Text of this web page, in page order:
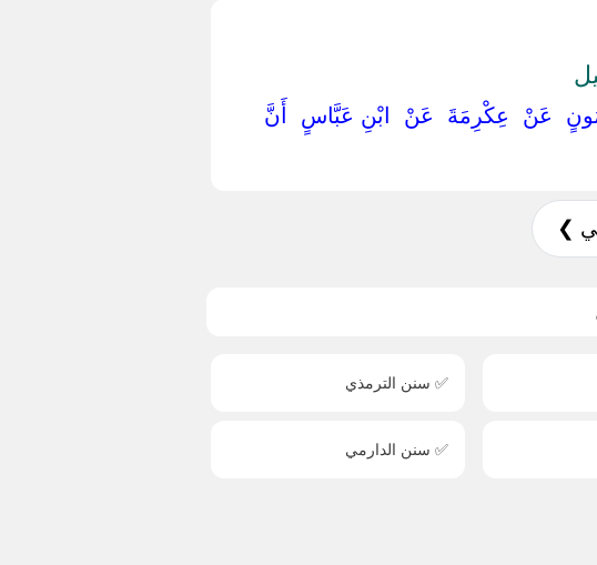
‏عَنْ ‏ ‏عِكْرِمَةَ ‏ ‏عَنْ ‏ ‏ابْنِ عَبَّاسٍ ‏ ‏أَنَّ
❯
✅ سنن الترمذي
✅ سنن الدارمي